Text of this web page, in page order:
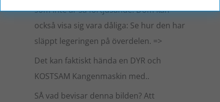
som inte är så förtjusande: Dom kan
också visa sig vara dåliga: Se hur den har
släppt legeringen på överdelen. =>
Det kan faktiskt hända en DYR och
KOSTSAM Kangenmaskin med..
SÅ vad bevisar denna bilden? Att